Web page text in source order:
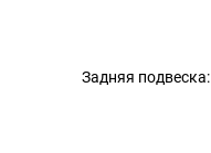
Задняя подвеска: